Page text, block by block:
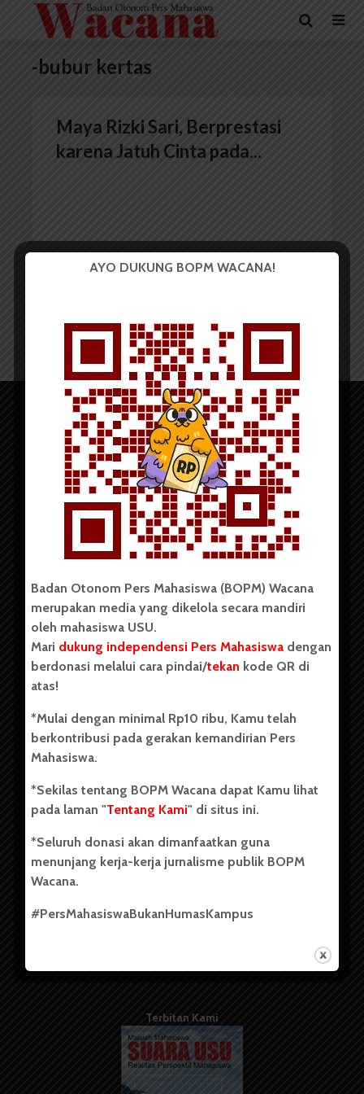
-bubur kertas
Maya Rizki Sari, Berprestasi
karena Jatuh Cinta pada...
Copyright © 2023. All rights reserved BOPM WACANA.
Badan Otonom Pers Mahasiswa (BOPM) Wacana merupakan
pers mahasiswa yang berdiri di luar kampus dan dikelola
secara mandiri oleh mahasiswa Universitas Sumatera Utara
(USU). Sebelumnya BOPM Wacana merupakan salah satu
Unit Kegiatan Mahasiswa (UKM) di Universitas Sumatera
berdiri pada 1 Juli 1995.
Kontribusi
Info Iklan
Pedoman Media Siber
Kode Etik Jurnalistik
Terbitan Kami
AYO DUKUNG BOPM WACANA!
Badan Otonom Pers Mahasiswa (BOPM) Wacana
merupakan media yang dikelola secara mandiri
oleh mahasiswa USU.
Mari dukung independensi Pers Mahasiswa dengan
berdonasi melalui cara pindai/tekan kode QR di
atas!
*Mulai dengan minimal Rp10 ribu, Kamu telah
berkontribusi pada gerakan kemandirian Pers
Mahasiswa.
*Sekilas tentang BOPM Wacana dapat Kamu lihat
pada laman "Tentang Kami" di situs ini.
*Seluruh donasi akan dimanfaatkan guna
menunjang kerja-kerja jurnalisme publik BOPM
Wacana.
#PersMahasiswaBukanHumasKampus